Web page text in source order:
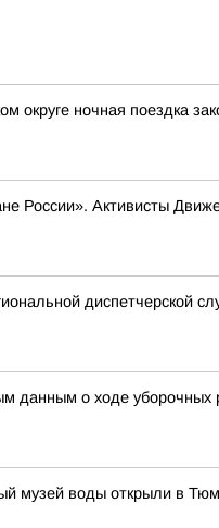
округе ночная поездка
России». Активисты
диспетчерской
данным о ходе уборочных
музей воды открыли в